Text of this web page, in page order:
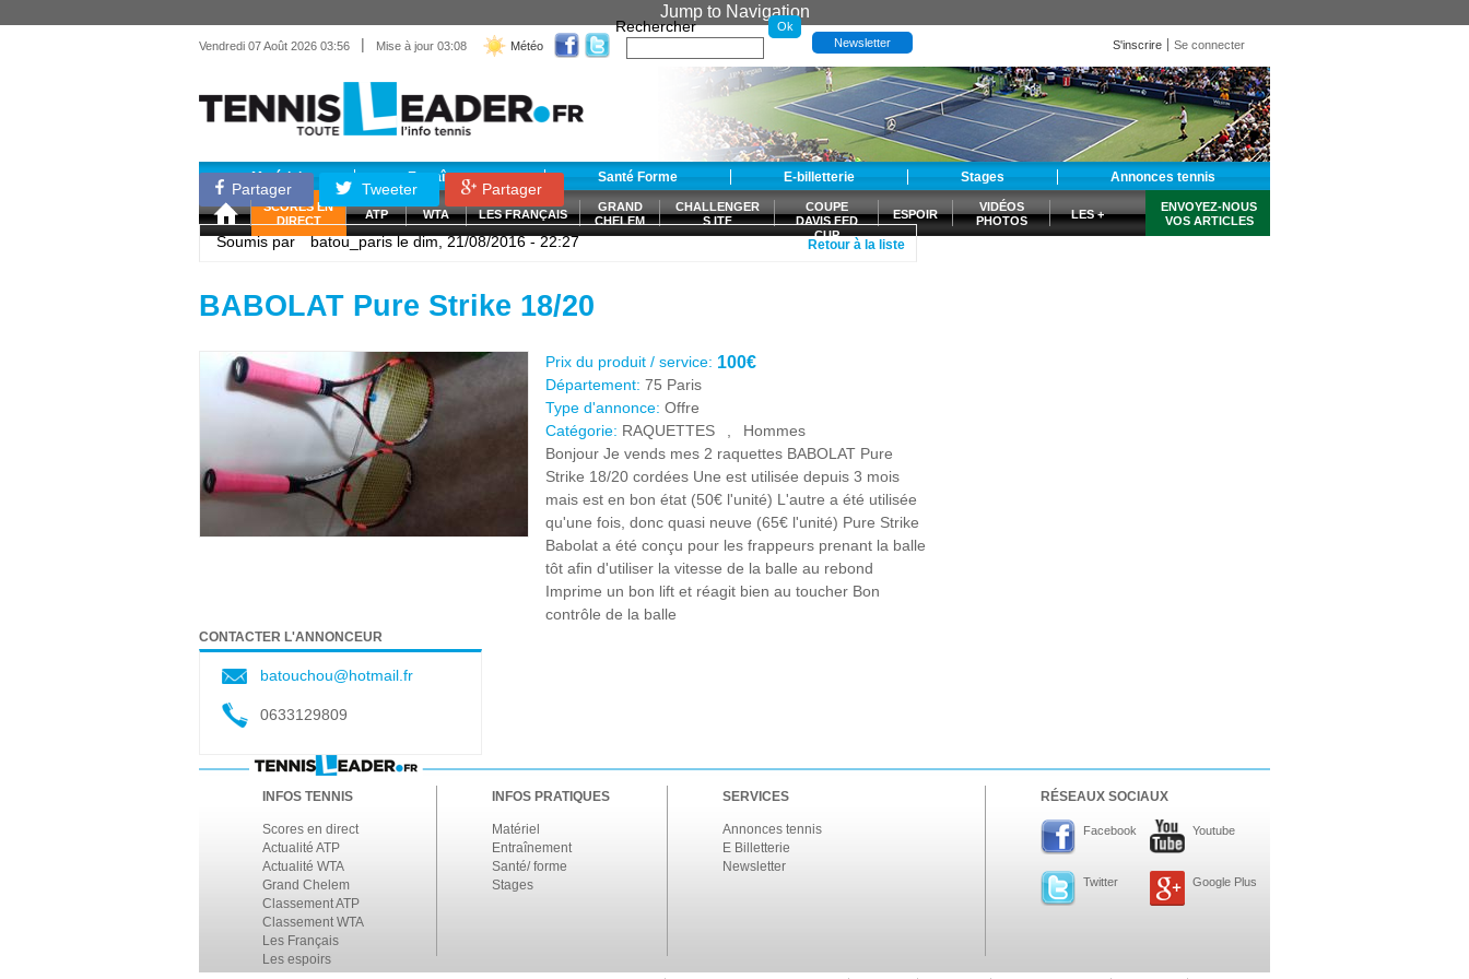
Jump to Navigation
Vendredi 07 Août 2026 03:56 | Mise à jour 03:08 Météo
Rechercher
Newsletter S'inscrire Se connecter
Matériel Entraînement Santé Forme E-billetterie Stages Annonces tennis
SCORES EN
DIRECT
ATP WTA LES FRANÇAIS
GRAND
CHELEM
CHALLENGER
S ITF
COUPE
DAVIS FED
CUP
ESPOIR
VIDÉOS
PHOTOS
LES +
ENVOYEZ-NOUS
VOS ARTICLES
Partager Tweeter Partager
Soumis par batou_parisle dim, 21/08/2016 - 22:27 Retour à la liste
BABOLAT Pure Strike 18/20
Prix du produit / service: 100€
Département: 75 Paris
Type d'annonce: Offre
Catégorie: RAQUETTES
Hommes
Bonjour Je vends mes 2 raquettes BABOLAT Pure
Strike 18/20 cordées Une est utilisée depuis 3 mois
mais est en bon état (50€ l'unité) L'autre a été utilisée
qu'une fois, donc quasi neuve (65€ l'unité) Pure Strike
Babolat a été conçu pour les frappeurs prenant la balle
tôt afin d'utiliser la vitesse de la balle au rebond
Imprime un bon lift et réagit bien au toucher Bon
contrôle de la balle
CONTACTER L'ANNONCEUR
batouchou@hotmail.fr
0633129809
INFOS TENNIS
Scores en direct
Actualité ATP
Actualité WTA
Grand Chelem
Classement ATP
Classement WTA
Les Français
Les espoirs
INFOS PRATIQUES
Matériel
Entraînement
Santé/ forme
Stages
SERVICES
Annonces tennis
E Billetterie
Newsletter
RÉSEAUX SOCIAUX
Facebook Youtube
Twitter Google Plus